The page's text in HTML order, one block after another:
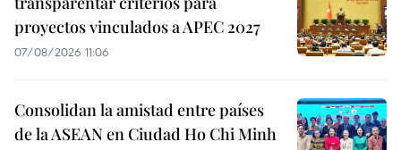
proyectos vinculados a APEC 2027
07/08/2026 11:06
Consolidan la amistad entre países
de la ASEAN en Ciudad Ho Chi Minh